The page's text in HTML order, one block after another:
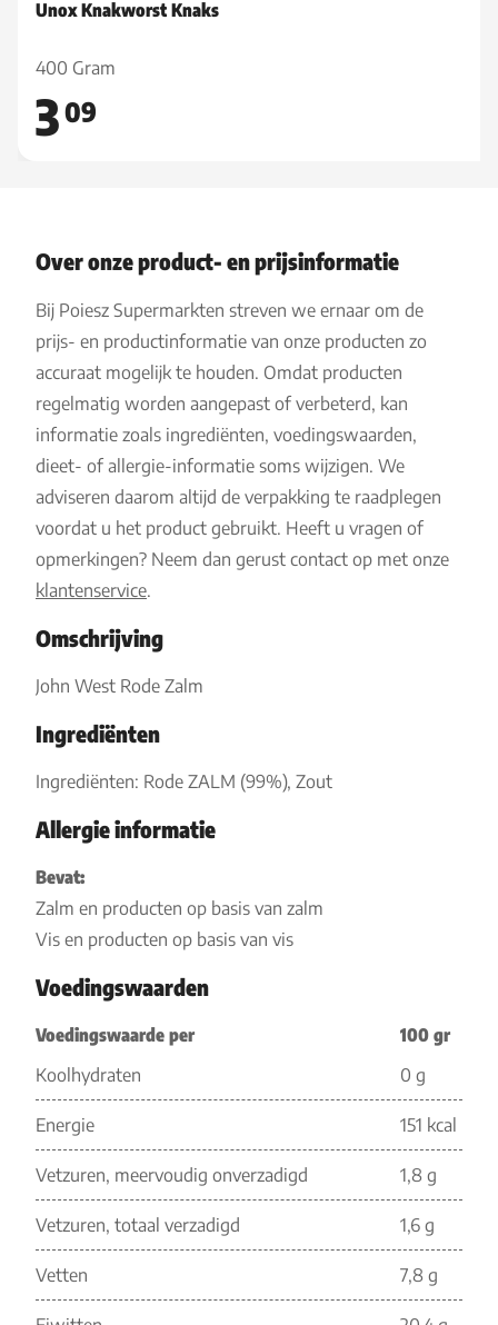
Unox Knakworst Knaks
400 Gram
309
Over onze product- en prijsinformatie
Bij Poiesz Supermarkten streven we ernaar om de
prijs- en productinformatie van onze producten zo
accuraat mogelijk te houden. Omdat producten
regelmatig worden aangepast of verbeterd, kan
informatie zoals ingrediënten, voedingswaarden,
dieet- of allergie-informatie soms wijzigen. We
adviseren daarom altijd de verpakking te raadplegen
voordat u het product gebruikt. Heeft u vragen of
opmerkingen? Neem dan gerust contact op met onze
klantenservice.
Omschrijving
John West Rode Zalm
Ingrediënten
Ingrediënten: Rode ZALM (99%), Zout
Allergie informatie
Bevat:
Zalm en producten op basis van zalm
Vis en producten op basis van vis
Voedingswaarden
Voedingswaarde per
100 gr
Koolhydraten
0 g
Energie 151 kcal
Vetzuren, meervoudig onverzadigd 1,8 g
Vetzuren, totaal verzadigd 1,6 g
Vetten 7,8 g